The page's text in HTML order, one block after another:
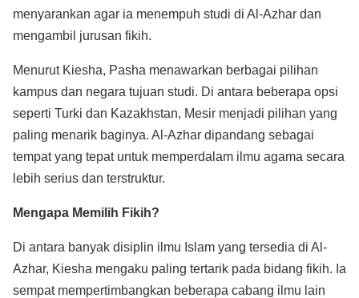
menyarankan agar ia menempuh studi di Al-Azhar dan
mengambil jurusan fikih.
Menurut Kiesha, Pasha menawarkan berbagai pilihan
kampus dan negara tujuan studi. Di antara beberapa opsi
seperti Turki dan Kazakhstan, Mesir menjadi pilihan yang
paling menarik baginya. Al-Azhar dipandang sebagai
tempat yang tepat untuk memperdalam ilmu agama secara
lebih serius dan terstruktur.
Mengapa Memilih Fikih?
Di antara banyak disiplin ilmu Islam yang tersedia di Al-
Azhar, Kiesha mengaku paling tertarik pada bidang fikih. Ia
sempat mempertimbangkan beberapa cabang ilmu lain